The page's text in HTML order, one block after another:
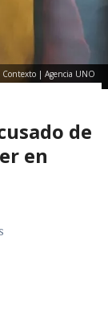
Contexto | Agencia UNO
de
en